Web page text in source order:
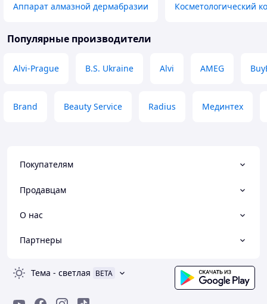
Аппарат алмазной дермабразии Косметологический
Популярные производители
Alvi-Prague B.S. Ukraine Alvi AMEG
Brand Beauty Service Radius Мединтех
Покупателям
Продавцам
О нас
Партнеры
Тема - светлая BETA